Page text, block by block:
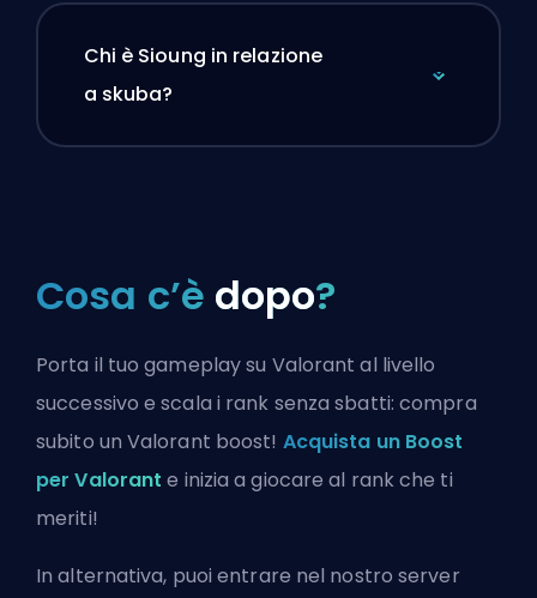
Chi è Sioung in relazione
a skuba?
Cosa c’è dopo?
Porta il tuo gameplay su Valorant al livello
successivo e scala i rank senza sbatti: compra
subito un Valorant boost! Acquista un Boost
per Valorant e inizia a giocare al rank che ti
meriti!
In alternativa, puoientrare nel nostro server